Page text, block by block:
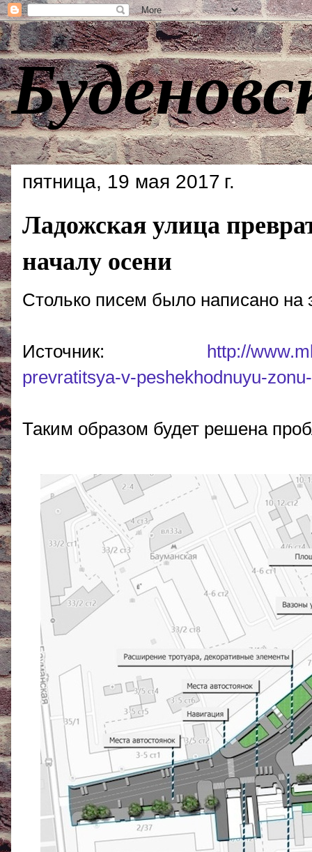
пятница, 19 мая 2017 г.
Ладожская улица
началу осени
Столько писем было написано на
Источник: http://
prevratitsya-v-peshekhodnuyu-
Таким образом будет решена